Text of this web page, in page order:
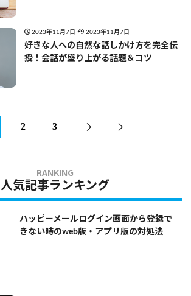
2023年11月7日 2023年11月7日
好きな人への自然な話しかけ方を完全伝
授！会話が盛り上がる話題＆コツ
2 3
人気記事ランキング
ハッピーメールログイン画面から登録で
きない時のweb版・アプリ版の対処法